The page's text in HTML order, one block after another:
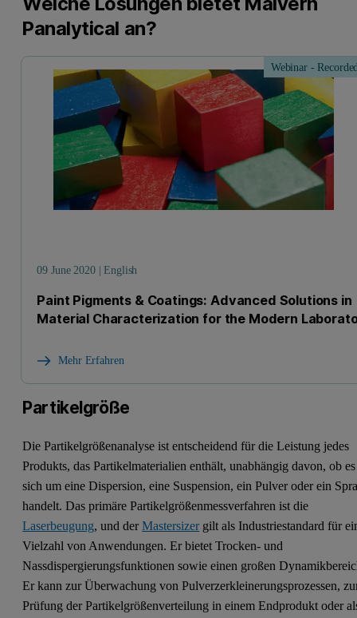
Panalytical an?
Webinar -
09 June 2020 | English
Paint Pigments & Coatings: Advanced Solutions in
Material Characterization for the Modern
Mehr Erfahren
Partikelgröße
Die Partikelgrößenanalyse ist entscheidend für die Leistung jedes
Produkts, das Partikelmaterialien enthält, unabhängig davon, ob es
sich um eine Dispersion, eine Suspension, ein Pulver oder ein
handelt. Das primäre Partikelgrößenmessverfahren ist die
Laserbeugung, und derMastersizergilt als Industriestandard für
Vielzahl von Anwendungen. Er bietet Trocken- und
Nassdispergierungsfunktionen sowie einen großen
Er kann zur Überwachung von Pulverzerkleinerungsprozessen,
Prüfung der Partikelgrößenverteilung in einem Endprodukt oder